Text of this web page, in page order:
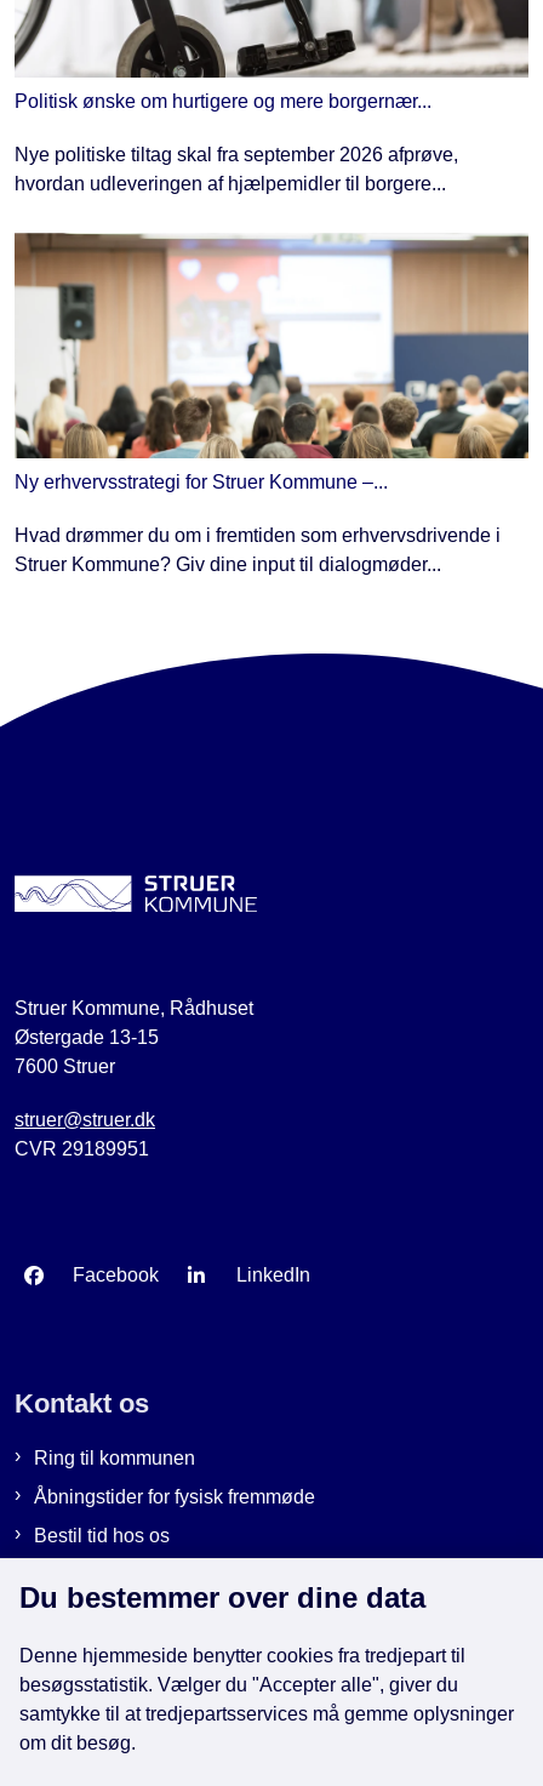
Politisk ønske om hurtigere og mere borgernær...
Nye politiske tiltag skal fra september 2026 afprøve,
hvordan udleveringen af hjælpemidler til borgere...
Ny erhvervsstrategi for Struer Kommune –...
Hvad drømmer du om i fremtiden som erhvervsdrivende i
Struer Kommune? Giv dine input til dialogmøder...
Struer Kommune, Rådhuset
Østergade 13-15
7600 Struer
struer@struer.dk
CVR 29189951
Facebook LinkedIn
Kontakt os
Ring til kommunen
Åbningstider for fysisk fremmøde
Bestil tid hos os
Genveje
EAN-numre i kommunen
Du bestemmer over dine data
Denne hjemmeside benytter cookies fra tredjepart til
besøgsstatistik. Vælger du "Accepter alle", giver du
samtykke til at tredjepartsservices må gemme oplysninger
om dit besøg.